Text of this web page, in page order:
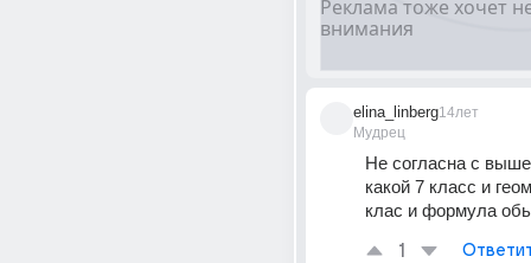
elina_linberg
Мудрец
14лет
Не согласна с
какой 7 класс и
клас и формула
1